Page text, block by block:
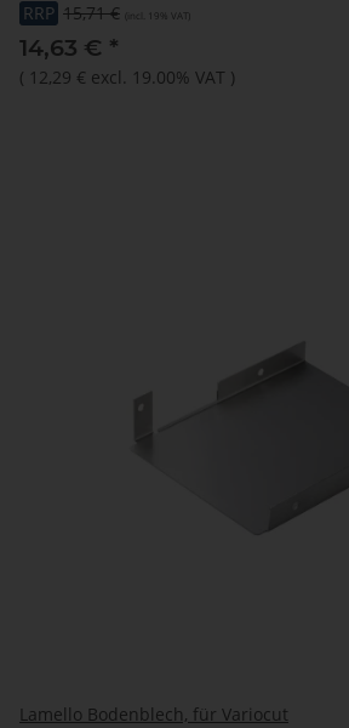
RRP 15,71 € (incl. 19% VAT)
14,63 € *
( 12,29 € excl. 19.00% VAT )
Lamello Bodenblech, für Variocut